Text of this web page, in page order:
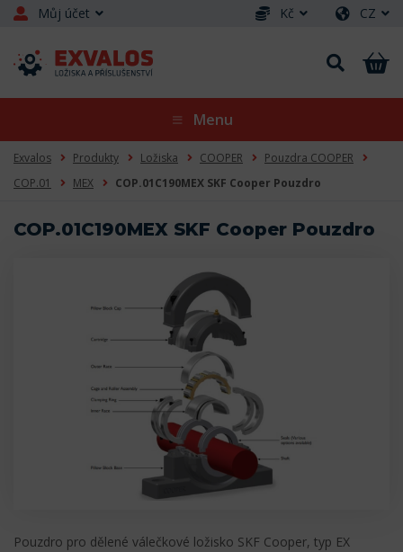
Můj účet Kč CZ
Menu
Exvalos Produkty Ložiska COOPER
Pouzdra COOPER
COP.01
MEX COP.01C190MEX SKF Cooper Pouzdro
COP.01C190MEX SKF Cooper Pouzdro
Pouzdro pro dělené válečkové ložisko SKF Cooper, typ EX